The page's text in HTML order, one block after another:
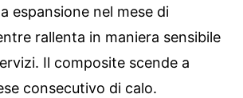
espansione nel mese di
rallenta in maniera sensibile
Il composite scende a
consecutivo di calo.